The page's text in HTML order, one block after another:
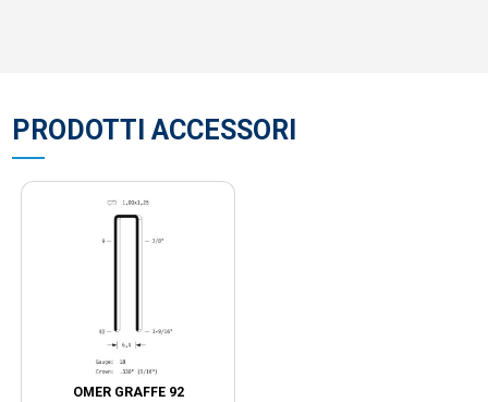
PRODOTTI ACCESSORI
OMER GRAFFE 92